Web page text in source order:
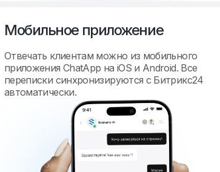
Мобильное приложение
Отвечать клиентам можно из мобильного
приложения ChatApp на iOS и Android. Все
переписки синхронизируются с Битрикс24
автоматически.